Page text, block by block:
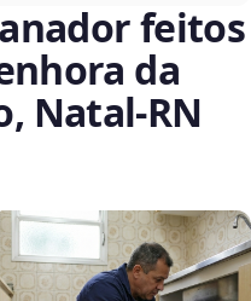
feitos
da
Natal‑RN